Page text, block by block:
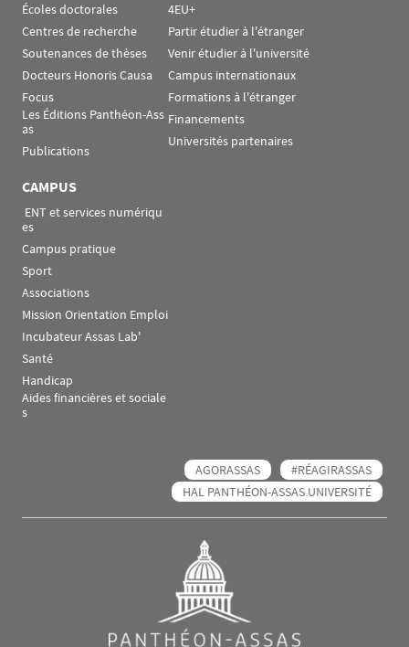
Écoles doctorales
Centres de recherche
Soutenances de thèses
Docteurs Honoris Causa
Focus
Les Éditions Panthéon-Ass
as
Publications
4EU+
Partir étudier à l'étranger
Venir étudier à l'université
Campus internationaux
Formations à l'étranger
Financements
Universités partenaires
CAMPUS
es
Campus pratique
Sport
Associations
Mission Orientation Emploi
Incubateur Assas Lab'
Santé
Handicap
Aides financières et sociale
s
AGORASSAS
#RÉAGIRASSAS
HAL PANTHÉON-ASSAS UNIVERSITÉ